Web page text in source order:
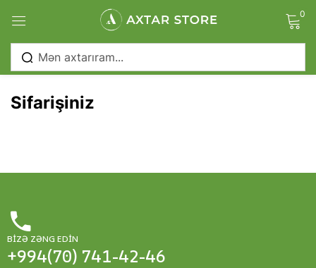
0
Sifarişiniz
BIZƏ ZƏNG EDIN
+994(70) 741-42-46
Sign in
Create an account